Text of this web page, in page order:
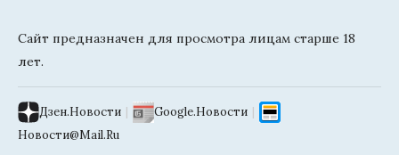
Сайт предназначен для просмотра лицам старше 18
лет.
Дзен.Новости | Google.Новости |
Новости@Mail.Ru